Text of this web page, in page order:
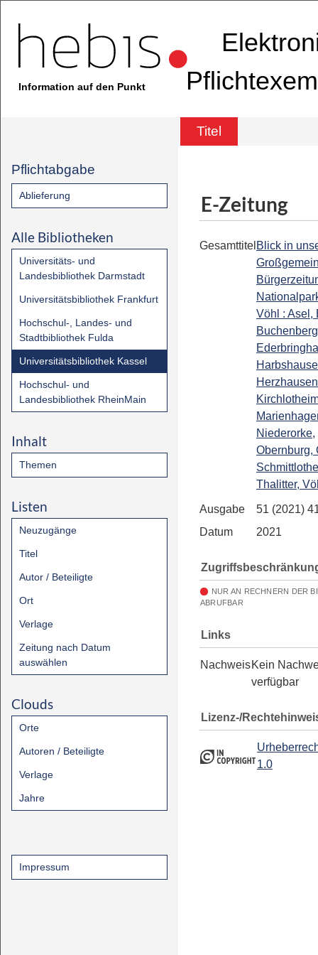
Information auf den Punkt
Titel
Pflichtabgabe
Ablieferung
Alle Bibliotheken
Universitäts- und
Landesbibliothek Darmstadt
Universitätsbibliothek Frankfurt
Hochschul-, Landes- und
Stadtbibliothek Fulda
Universitätsbibliothek Kassel
Hochschul- und
Landesbibliothek RheinMain
Inhalt
Themen
Listen
Neuzugänge
Titel
Autor / Beteiligte
Ort
Verlage
Zeitung nach Datum
auswählen
Clouds
Orte
Autoren / Beteiligte
Verlage
Jahre
Impressum
E-Zeitung
Gesamttitel Blick in
Vöhl : Asel,
Niederorke,
Obernburg,
Thalitter,
Ausgabe
51 (2021)
Datum
2021
NUR AN RECHNERN DER
ABRUFBAR
Links
NachweisKein
verfügbar
Lizenz-/
1.0